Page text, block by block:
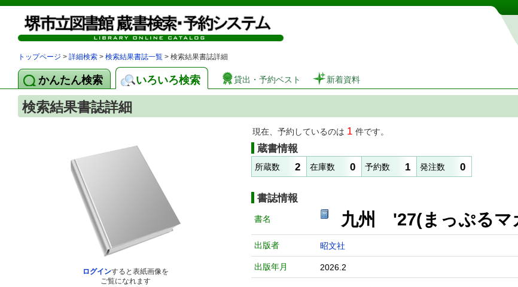
図書館 蔵書検索・予約システム
トップページ > 詳細検索 > 検索結果書誌一覧 > 検索結果書誌詳細
かんたん検索 いろいろ検索 貸出・予約ベスト 新着資料
検索結果書誌詳細
ログインすると表紙画像を
ご覧になれます
現在、予約しているのは 1 件です。
蔵書情報
所蔵数 2 在庫数 0 予約数 1 発注数 0
書誌情報
書名 九州 '27(まっぷ
出版者 昭文社
出版年月 2026.2